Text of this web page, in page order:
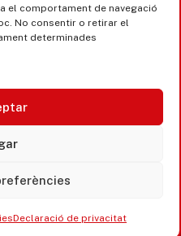
el comportament de navegació
No consentir o retirar el
determinades
Declaració de privacitat